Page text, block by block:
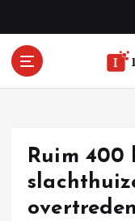
Ruim 400
overtreden